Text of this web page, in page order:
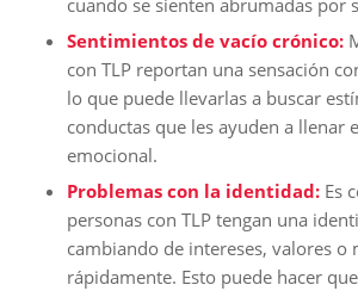
Sentimientos de vacío crónico:
con TLP reportan una sensación
lo que puede llevarlas a buscar
conductas que les ayuden a llenar
emocional.
Problemas con la identidad: Es
personas con TLP tengan una
cambiando de intereses, valores o
rápidamente. Esto puede hacer